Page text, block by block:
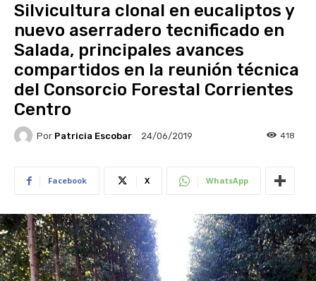
Silvicultura clonal en eucaliptos y
nuevo aserradero tecnificado en
Salada, principales avances
compartidos en la reunión técnica
del Consorcio Forestal Corrientes
Centro
Por Patricia Escobar 24/06/2019 418
Facebook X WhatsApp